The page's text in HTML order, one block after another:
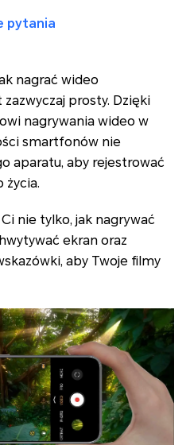
pytania
nagrać wideo
prosty. Dzięki
nagrywania wideo w
smartfonów nie
aparatu, aby rejestrować
życia.
nie tylko, jak nagrywać
ekran oraz
aby Twoje filmy